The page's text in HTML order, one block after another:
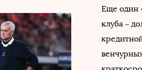
Еще один
клуба –